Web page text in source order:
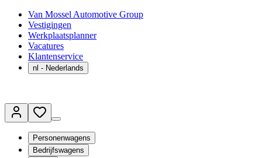
Van Mossel Automotive Group
Vestigingen
Werkplaatsplanner
Vacatures
Klantenservice
nl - Nederlands
Personenwagens
Bedrijfswagens